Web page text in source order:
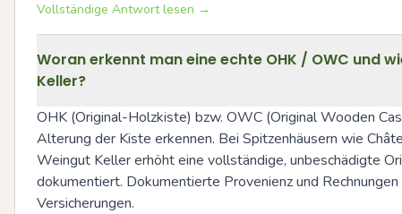
Vollständige Antwort lesen →
Woran erkennt man eine echte OHK / OWC und
Keller?
OHK (Original-Holzkiste) bzw. OWC (Original Wooden
Alterung der Kiste erkennen. Bei Spitzenhäusern wie
Weingut Keller erhöht eine vollständige, unbeschädigte
dokumentiert. Dokumentierte Provenienz und
Versicherungen.